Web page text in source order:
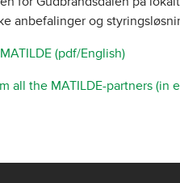
anbefalinger og
(pdf/English)
all the MATILDE-partners (in